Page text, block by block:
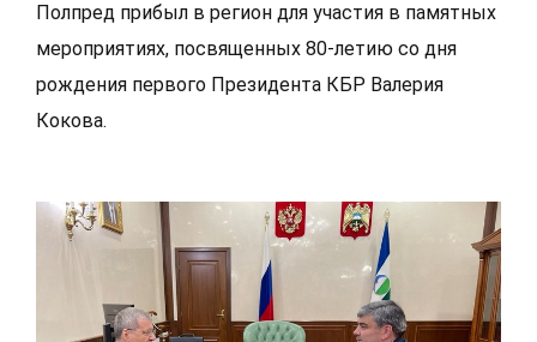
Полпред прибыл в регион для участия в памятных
мероприятиях, посвященных 80-летию со дня
рождения первого Президента КБР Валерия
Кокова.